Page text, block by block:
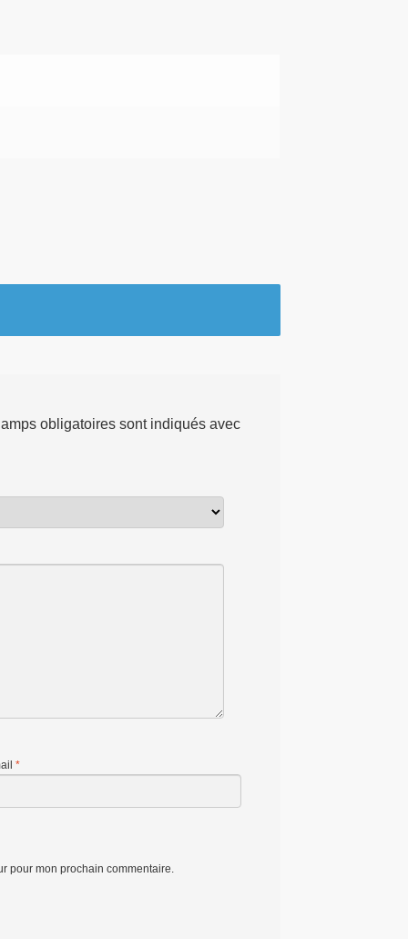
obligatoires sont indiqués avec
*
pour mon prochain commentaire.